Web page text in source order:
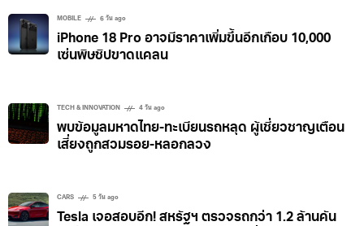
MOBILE 6 วัน ago
iPhone 18 Pro อาจมีราคาเพิ่มขึ้นอีกเกือบ 10,000
เซ่นพิษชิปขาดแคลน
TECH & INNOVATION 4 วัน ago
พบข้อมูลมหาดไทย-ทะเบียนรถหลุด ผู้เชี่ยวชาญเตือน
เสี่ยงถูกสวมรอย-หลอกลวง
CARS 5 วัน ago
Tesla เจอสอบอีก! สหรัฐฯ ตรวจรถกว่า 1.2 ล้านคัน